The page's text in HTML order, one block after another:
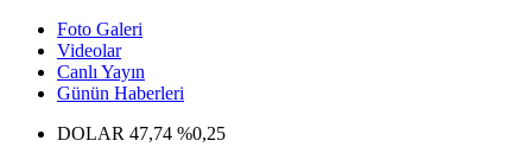
Foto Galeri
Videolar
Canlı Yayın
Günün Haberleri
DOLAR 47,74 %0,25